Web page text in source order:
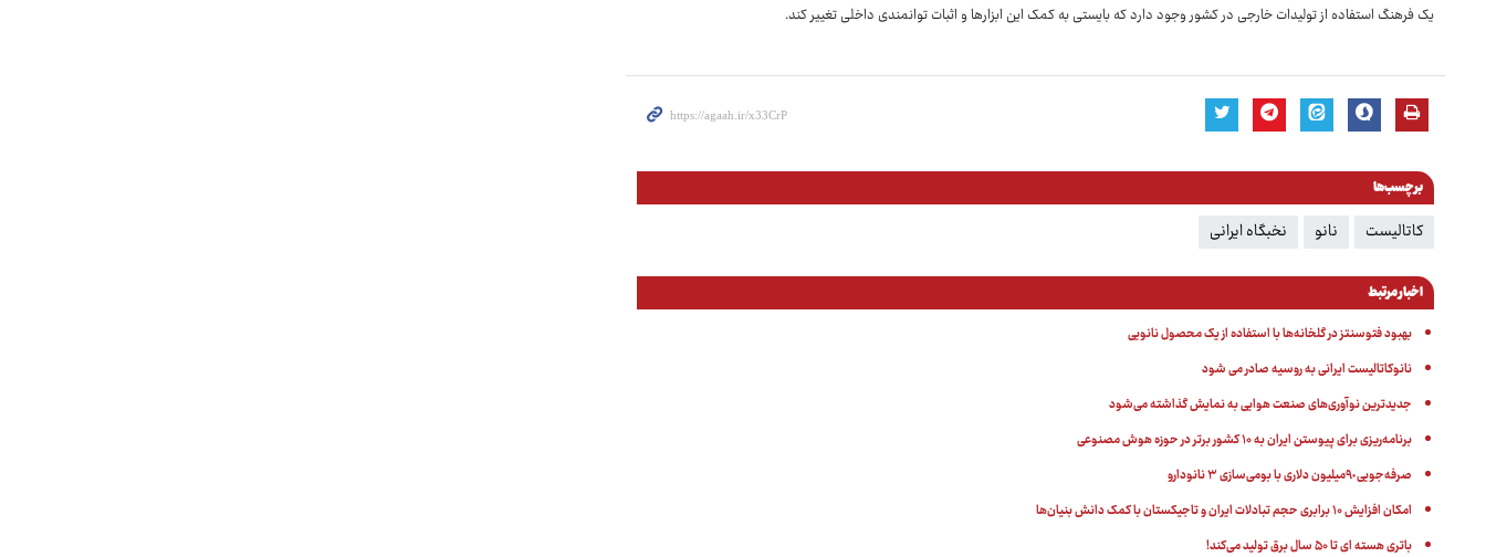
یک فرهنگ استفاده از تولیدات خارجی در کشور وجود دارد که بایستی به کمک این ابزارها و اثبات توانمندی داخلی تغییر کند.
برچسب‌ها
کاتالیست نانو نخبگاه ایرانی
اخبار مرتبط
بهبود فتوسنتز در گلخانه‌ها با استفاده از یک محصول نانویی
نانوکاتالیست ایرانی به روسیه صادر می شود
جدیدترین نوآوری‌های صنعت هوایی به نمایش گذاشته می‌شود
برنامه‌ریزی برای پیوستن ایران به ۱۰ کشور برتر در حوزه هوش مصنوعی
صرفه‌جویی ٩٠میلیون دلاری با بومی‌سازی ٣ نانودارو
امکان افزایش ۱۰ برابری حجم تبادلات ایران و تاجیکستان با کمک دانش بنیان‌ها
باتری هسته ای تا ۵۰ سال برق تولید می‌کند!